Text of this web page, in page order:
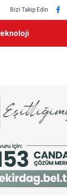
Bizi Takip Edin